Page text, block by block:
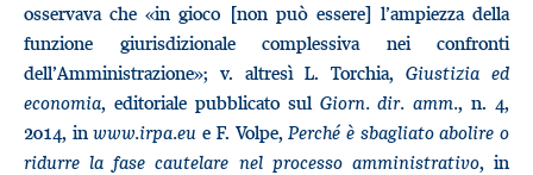
osservava che «in gioco [non può essere] l’ampiezza della
funzione giurisdizionale complessiva nei confronti
dell’Amministrazione»; v. altresì L. Torchia,Giustizia ed
economia, editoriale pubblicato sul Giorn. dir. amm., n. 4,
2014, inwww.irpa.eu e F. Volpe,Perché è sbagliato abolire o
ridurre la fase cautelare nel processo amministrativo, in